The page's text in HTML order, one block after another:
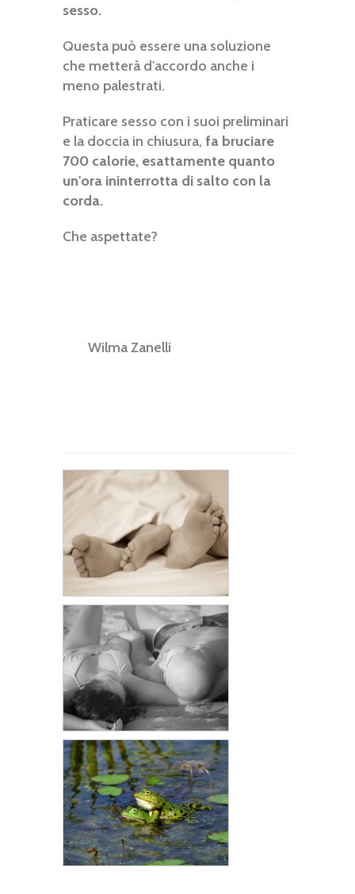
sesso.
Questa può essere una soluzione
che metterà d'accordo anche i
meno palestrati.
Praticare sesso con i suoi preliminari
e la doccia in chiusura,fa bruciare
700 calorie, esattamente quanto
un'ora ininterrotta di salto con la
corda.
Che aspettate?
Wilma Zanelli